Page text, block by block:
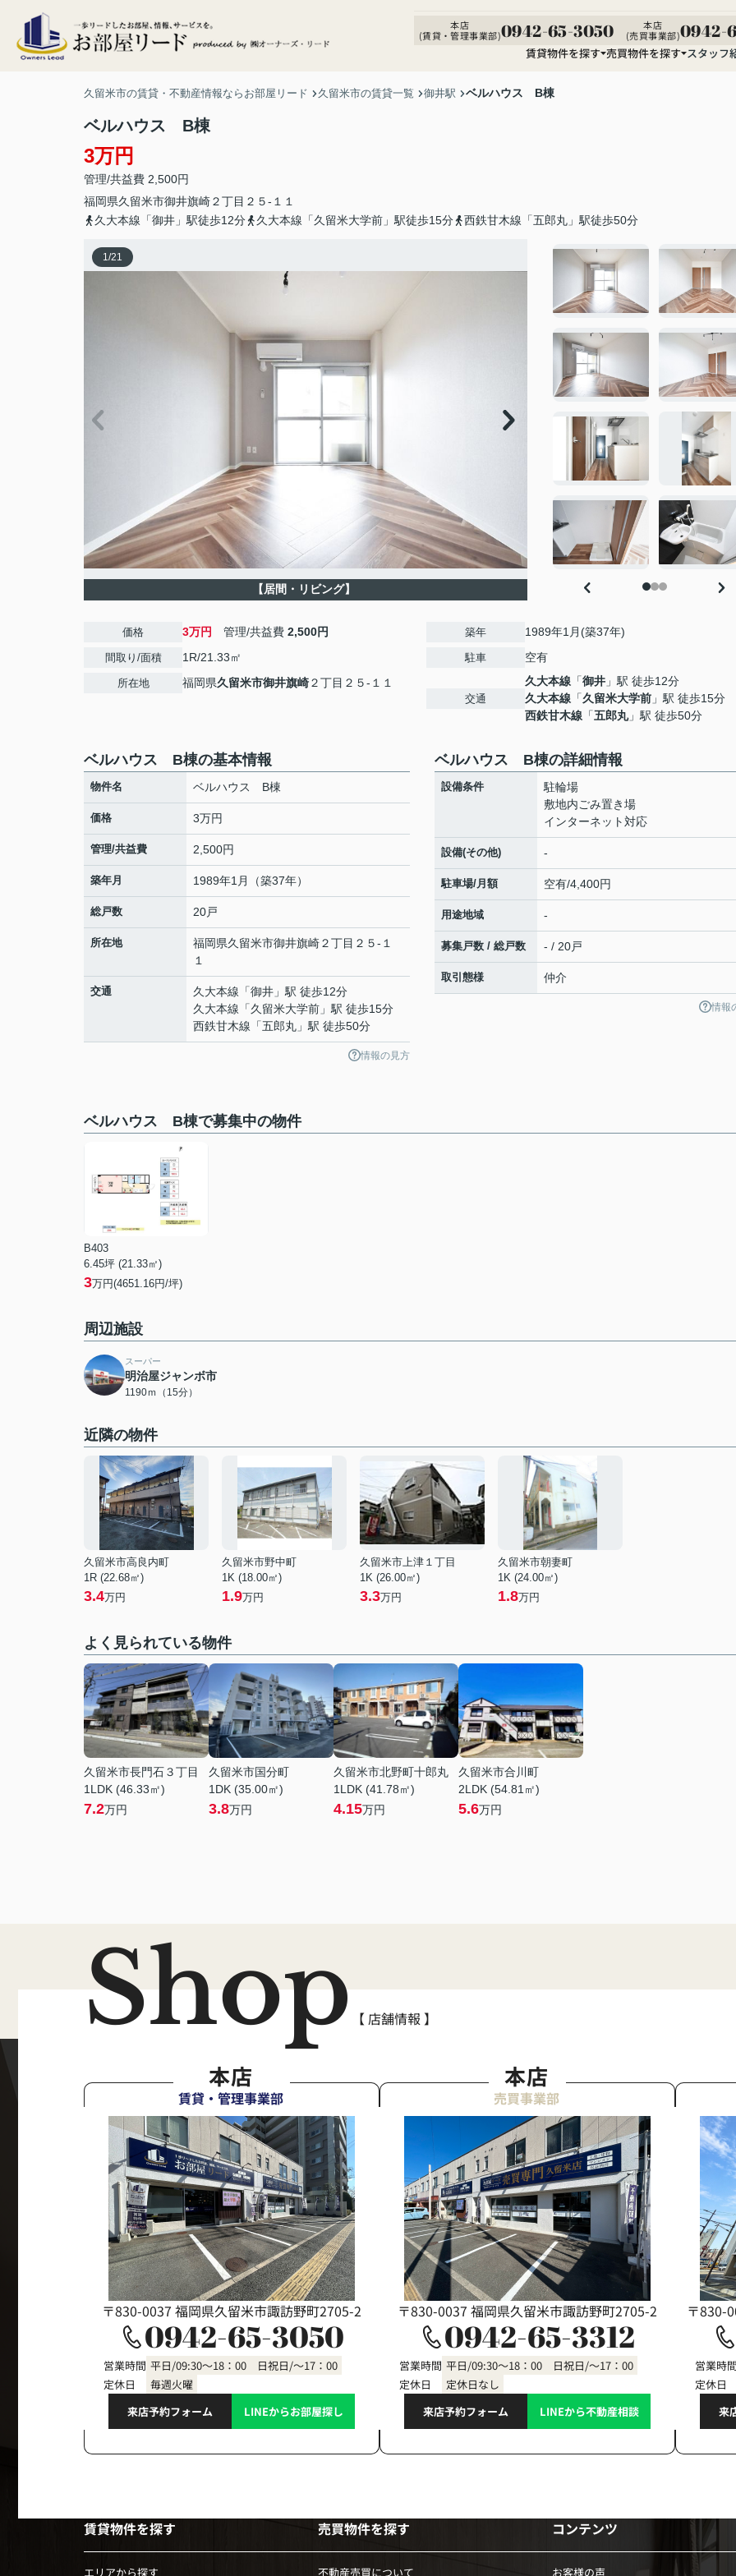
本店
(賃貸・管理事業部)0942-65-3050
本店
(売買事業部)0942-
賃貸物件を探す 売買物件を探す スタッフ
久留米市の賃貸・不動産情報ならお部屋リード 久留米市の賃貸一覧 御井駅 ベルハウス B棟
ベルハウス B棟
3万円
管理/共益費 2,500円
福岡県久留米市御井旗崎２丁目２５-１１
久大本線「御井」駅徒歩12分
久大本線「久留米大学前」駅徒歩15分 西鉄甘木線「五郎丸」駅徒歩50分
1/21
【居間・リビング】
価格 3万円 管理/共益費 2,500円
間取り/面積 1R/21.33㎡
所在地 福岡県久留米市御井旗崎２丁目２５-１１
築年 1989年1月(築37年)
駐車 空有
交通
久大本線 「御井 」駅 徒歩12分
久大本線 「久留米大学前 」駅 徒歩15分
西鉄甘木線 「五郎丸」駅 徒歩50分
ベルハウス B棟の基本情報
物件名 ベルハウス B棟
価格 3万円
管理/共益費 2,500円
築年月 1989年1月（築37年）
総戸数 20戸
所在地 福岡県久留米市御井旗崎２丁目２５-１
１
交通 久大本線 「御井 」駅 徒歩12分
久大本線 「久留米大学前 」駅 徒歩15分
西鉄甘木線 「五郎丸 」駅 徒歩50分
情報の見方
ベルハウス B棟の詳細情報
設備条件
駐輪場
敷地内ごみ置き場
インターネット対応
設備(その他) -
駐車場/月額 空有/4,400円
用途地域 -
募集戸数 / 総戸数 - / 20戸
取引態様 仲介
情報
ベルハウス B棟で募集中の物件
B403
6.45坪 (21.33㎡)
3万円(4651.16円/坪)
周辺施設
スーパー
明治屋ジャンボ市
1190ｍ（15分）
近隣の物件
久留米市高良内町
1R (22.68㎡)
3.4万円
久留米市野中町
1K (18.00㎡)
1.9万円
久留米市上津１丁目
1K (26.00㎡)
3.3万円
久留米市朝妻町
1K (24.00㎡)
1.8万円
よく見られている物件
久留米市長門石３丁目
1LDK (46.33㎡)
7.2万円
久留米市国分町
1DK (35.00㎡)
3.8万円
久留米市北野町十郎丸
1LDK (41.78㎡)
4.15万円
久留米市合川町
2LDK (54.81㎡)
5.6万円
Shop 【 店舗情報 】
本店
賃貸・管理事業部
〒830-0037 福岡県久留米市諏訪野町2705-2
0942-65-3050
営業時間 平日/09:30～18：00 日祝日/～17：00
定休日
毎週火曜
来店予約フォーム
LINEからお部屋探し
本店
売買事業部
〒830-0037 福岡県久留米市諏訪野町2705-2
0942-65-3312
営業時間 平日/09:30～18：00 日祝日/～17：00
定休日
定休日なし
来店予約フォーム
LINEから不動産相談
〒830-
営業時
定休日
来
賃貸物件を探す
エリアから探す
売買物件を探す
不動産売買について
コンテンツ
お客様の声